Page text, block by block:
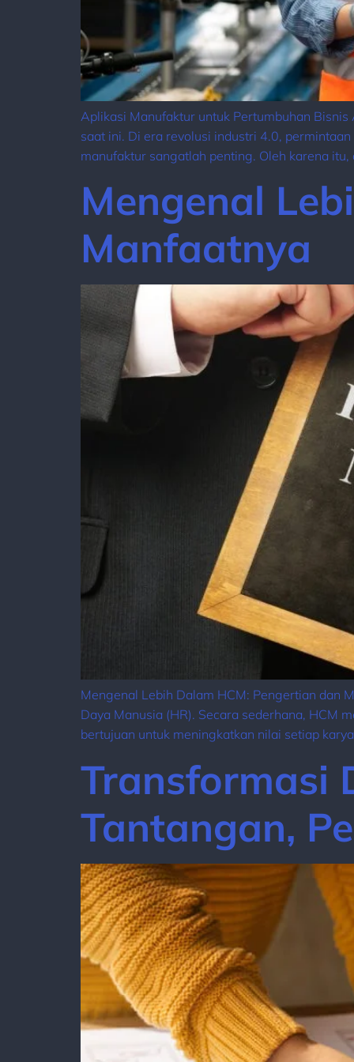
Aplikasi Manufaktur untuk Pertumbuhan
saat ini. Di era revolusi industri 4.0,
manufaktur sangatlah penting. Oleh karena
Mengenal
Manfaatnya
Mengenal Lebih Dalam HCM: Pengertian dan
Daya Manusia (HR). Secara sederhana, HCM
bertujuan untuk meningkatkan nilai setiap
Transformasi
Tantangan,